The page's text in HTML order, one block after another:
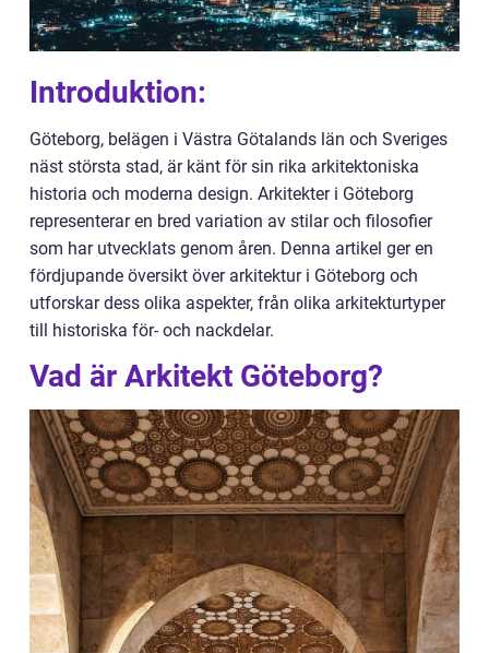
Introduktion:
Göteborg, belägen i Västra Götalands län och Sveriges
näst största stad, är känt för sin rika arkitektoniska
historia och moderna design. Arkitekter i Göteborg
representerar en bred variation av stilar och filosofier
som har utvecklats genom åren. Denna artikel ger en
fördjupande översikt över arkitektur i Göteborg och
utforskar dess olika aspekter, från olika arkitekturtyper
till historiska för- och nackdelar.
Vad är Arkitekt Göteborg?